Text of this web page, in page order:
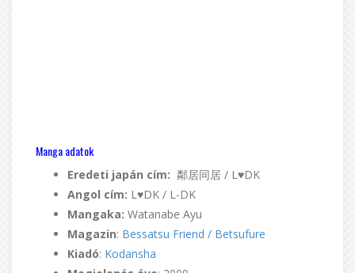
Manga adatok
Eredeti japán cím: 鄰居同居 / L♥DK
Angol cím: L♥DK / L-DK
Mangaka: Watanabe Ayu
Magazin: Bessatsu Friend / Betsufure
Kiadó: Kodansha